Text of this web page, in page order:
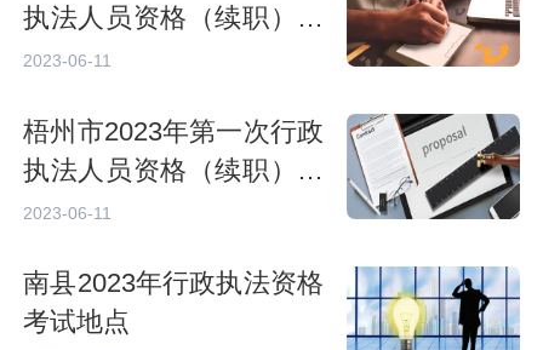
执法人员资格（续职）培
训考试准考证打印时间
2023-06-11
梧州市2023年第一次行政
执法人员资格（续职）网
络培训具体操作办法
2023-06-11
南县2023年行政执法资格
考试地点